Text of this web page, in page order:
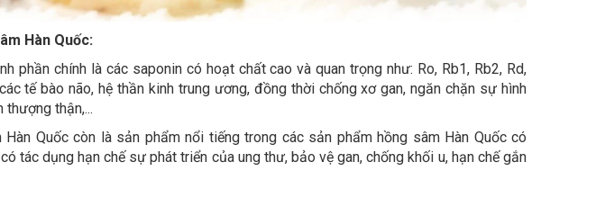
Hàn Quốc:
phần chính là các saponin có hoạt chất cao và quan trọng như: Ro, Rb1, Rb2, Rd,
tế bào não, hệ thần kinh trung ương, đồng thời chống xơ gan, ngăn chặn sự hình
thận,...
Quốc còn là sản phẩm nổi tiếng trong các sản phẩm hồng sâm Hàn Quốc có
tác dụng hạn chế sự phát triển của ung thư, bảo vệ gan, chống khối u, hạn chế gắn